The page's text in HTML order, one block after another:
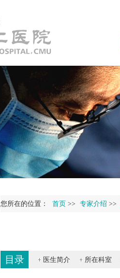
您所在的位置： 首页 >> 专家介绍 >>
目录 医生简介 所在科室